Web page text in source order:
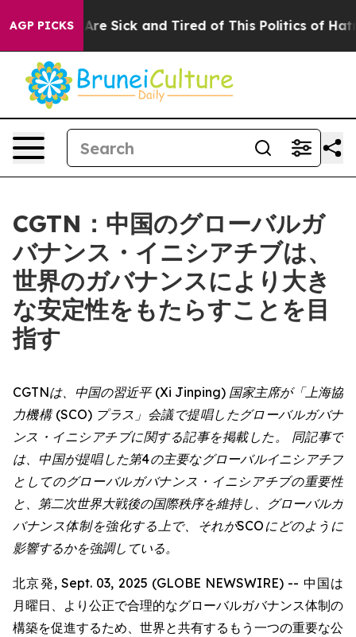
AGP PICKSAre Sick and Tired of This Politics of Hatred”
CGTN：中国のグローバルガ
バナンス・イニシアチブは、
世界のガバナンスにより大き
な安定性をもたらすことを目
指す
CGTNは、中国の習近平 (Xi Jinping) 国家主席が「上海協
力機構 (SCO) プラス」会議で提唱したグローバルガバナ
ンス・イニシアチブに関する記事を掲載した。 同記事で
は、中国が提唱した第4の主要なグローバルイニシアチブ
としてのグローバルガバナンス・イニシアチブの重要性
と、第二次世界大戦後の国際秩序を維持し、グローバルガ
バナンス体制を強化する上で、それがSCOにどのように
影響するかを強調している。
北京発, Sept. 03, 2025 (GLOBE NEWSWIRE) -- 中国は
月曜日、より公正で合理的なグローバルガバナンス体制の
構築を促進するため、世界と共有するもう一つの重要な公